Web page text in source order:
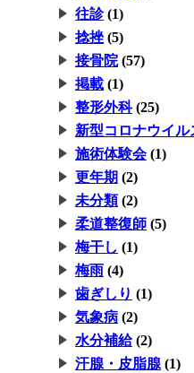
往診(1)
捻挫 (5)
接骨院(57)
掲載 (1)
整形外科(25)
新型コロナウイル
施術体験会(1)
更年期 (2)
未分類(2)
柔道整復師 (5)
梅干し (1)
梅雨 (4)
歯ぎしり (1)
気象病 (2)
水分補給(2)
汗腺・皮脂腺 (1)